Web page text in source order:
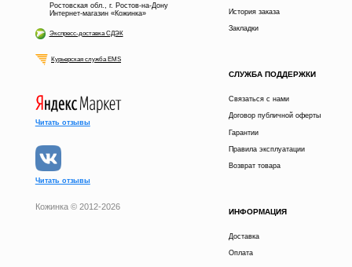
получи скидку
Ростовская обл., г. Ростов-на-Дону
Интернет-магазин «Кожинка»
Экспресс-доставка СДЭК
Курьерская служба EMS
История заказа
Закладки
СЛУЖБА ПОДДЕРЖКИ
Связаться с нами
Договор публичной оферты
Гарантии
Правила эксплуатации
Возврат товара
ИНФОРМАЦИЯ
Доставка
Оплата
Читать отзывы
Читать отзывы
Кожинка © 2012-2026